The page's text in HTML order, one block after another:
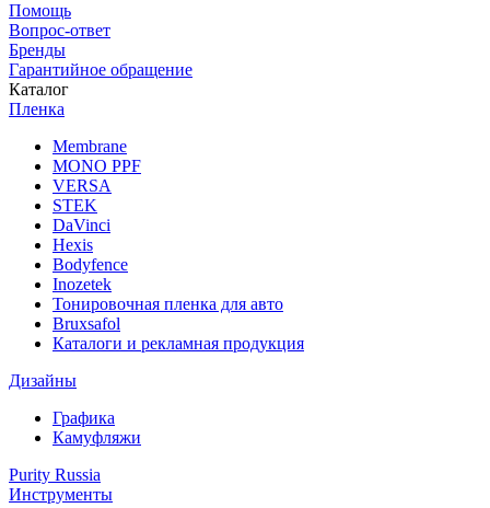
Помощь
Вопрос-ответ
Бренды
Гарантийное обращение
Каталог
Пленка
Membrane
MONO PPF
VERSA
STEK
DaVinci
Hexis
Bodyfence
Inozetek
Тонировочная пленка для авто
Bruxsafol
Каталоги и рекламная продукция
Дизайны
Графика
Камуфляжи
Purity Russia
Инструменты